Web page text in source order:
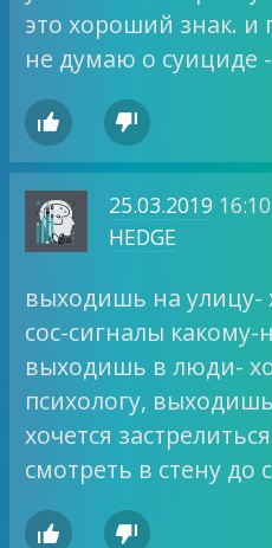
это хороший знак. и
не думаю о суициде
 
25.03.201916:10
HEDGE
выходишь на улицу-
сос-сигналы
выходишь в люди-
психологу,
хочется
смотреть в стену до
 